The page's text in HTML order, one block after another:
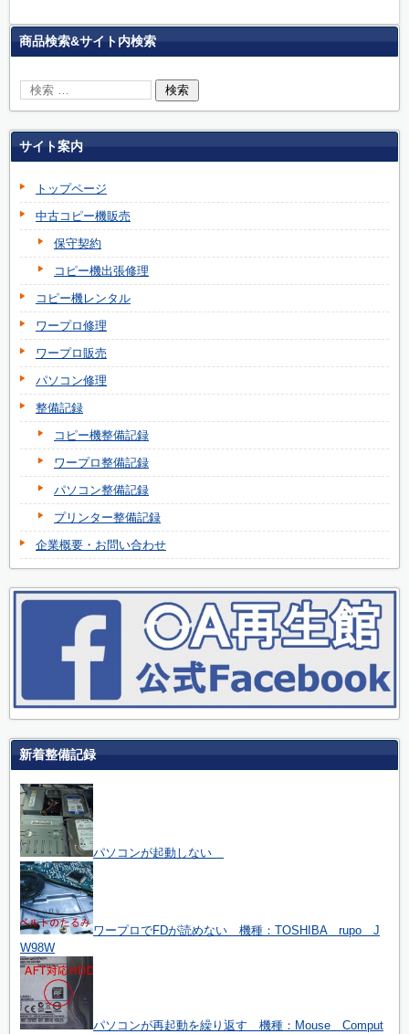
商品検索&サイト内検索
サイト案内
トップページ
中古コピー機販売
保守契約
コピー機出張修理
コピー機レンタル
ワープロ修理
ワープロ販売
パソコン修理
整備記録
コピー機整備記録
ワープロ整備記録
パソコン整備記録
プリンター整備記録
企業概要・お問い合わせ
新着整備記録
パソコンが起動しない
ワープロでFDが読めない 機種：TOSHIBA rupo J
W98W
パソコンが再起動を繰り返す 機種：Mouse Comput